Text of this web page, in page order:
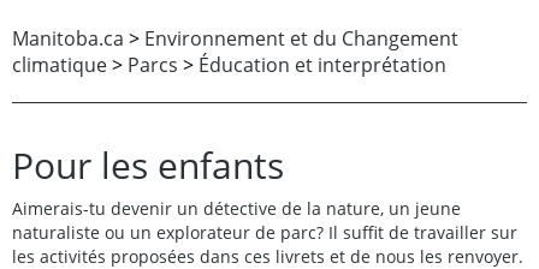
Manitoba.ca > Environnement et du Changement
climatique> Parcs > Éducation et interprétation
Pour les enfants
Aimerais-tu devenir un détective de la nature, un jeune
naturaliste ou un explorateur de parc? Il suffit de travailler sur
les activités proposées dans ces livrets et de nous les renvoyer.